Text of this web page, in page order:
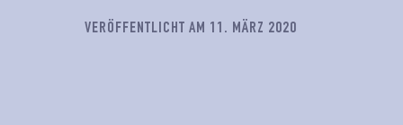
VERÖFFENTLICHT AM 11. MÄRZ 2020